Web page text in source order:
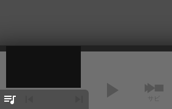
queue_music play_arrow サビ